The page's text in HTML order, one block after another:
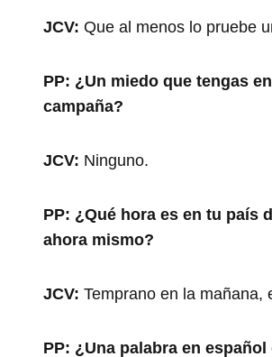
JCV: Que al menos lo pruebe
PP: ¿Un miedo que tengas
campaña?
JCV: Ninguno.
PP: ¿Qué hora es en tu país
ahora mismo?
JCV: Temprano en la mañana,
PP: ¿Una palabra en español